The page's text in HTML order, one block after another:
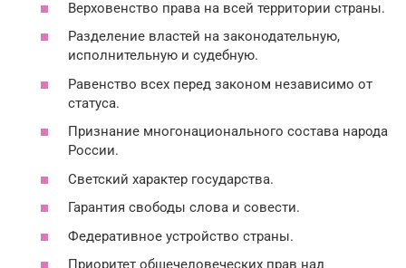
Верховенство права на всей территории страны.
Разделение властей на законодательную,
исполнительную и судебную.
Равенство всех перед законом независимо от
статуса.
Признание многонационального состава народа
России.
Светский характер государства.
Гарантия свободы слова и совести.
Федеративное устройство страны.
Приоритет общечеловеческих прав над